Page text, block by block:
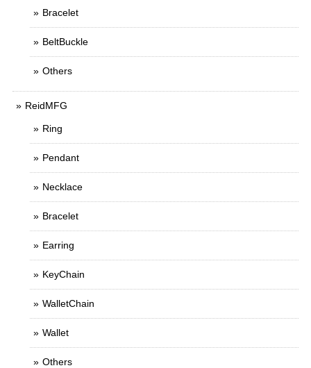
Bracelet
BeltBuckle
Others
ReidMFG
Ring
Pendant
Necklace
Bracelet
Earring
KeyChain
WalletChain
Wallet
Others